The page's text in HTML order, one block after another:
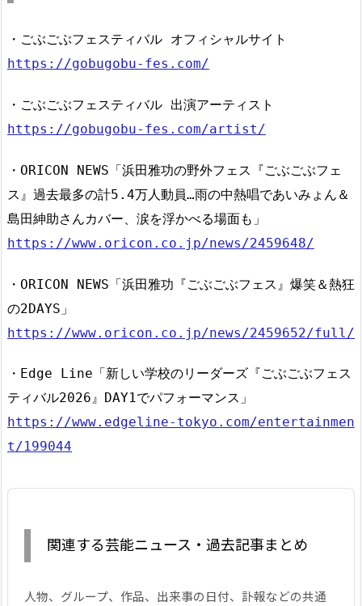
・ごぶごぶフェスティバル オフィシャルサイト
https://gobugobu-fes.com/
・ごぶごぶフェスティバル 出演アーティスト
https://gobugobu-fes.com/artist/
・ORICON NEWS「浜田雅功の野外フェス『ごぶごぶフェ
ス』過去最多の計5.4万人動員…雨の中熱唱であいみょん＆
島田紳助さんカバー、涙を浮かべる場面も」
https://www.oricon.co.jp/news/2459648/
・ORICON NEWS「浜田雅功『ごぶごぶフェス』爆笑＆熱狂
の2DAYS」
https://www.oricon.co.jp/news/2459652/full/
・Edge Line「新しい学校のリーダーズ『ごぶごぶフェス
ティバル2026』DAY1でパフォーマンス」
https://www.edgeline-tokyo.com/entertainmen
t/199044
関連する芸能ニュース・過去記事まとめ
人物、グループ、作品、出来事の日付、訃報などの共通